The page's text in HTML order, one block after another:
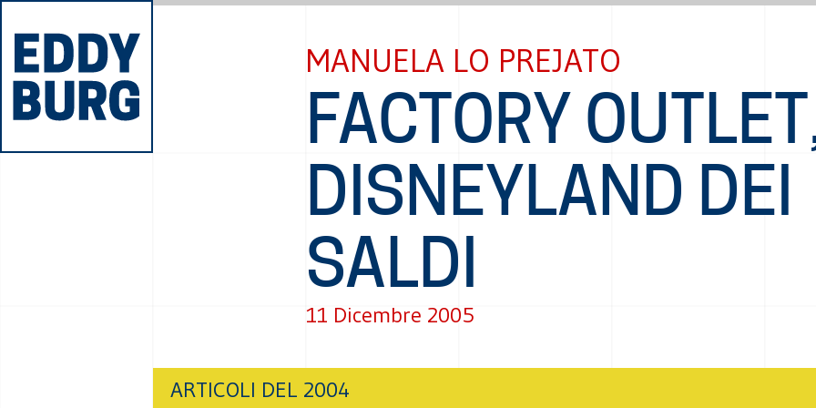
MANUELA LO PREJATO
FACTORY
DISNEYLAND DEI
SALDI
11 Dicembre 2005
ARTICOLI DEL 2004